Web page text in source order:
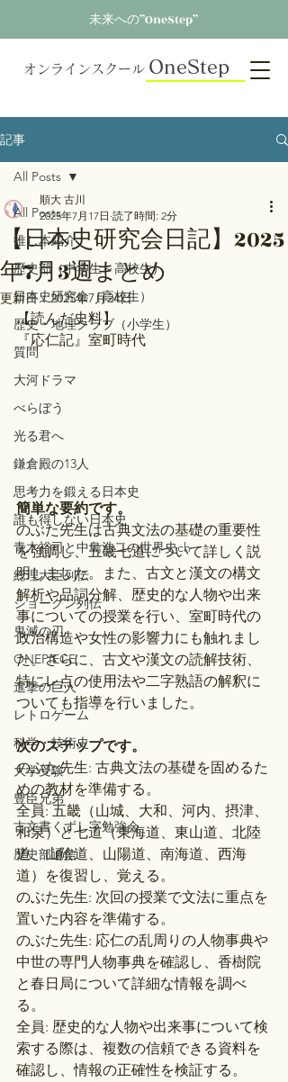
未来への”OneStep”
オンラインスクール OneStep
記事
All Posts
推し本紹介
歴史部（中学生～高校生）
日本史研究会（高校生）
歴史・地理クラブ（小学生）
質問
大河ドラマ
べらぼう
光る君へ
鎌倉殿の13人
思考力を鍛える日本史
誰も得しない日本史
青木裕司と中島浩二の世界史ch
総理大臣列伝
ショーグン列伝
鬼滅の刃
ONEPIECE
進撃の巨人
レトロゲーム
科学・技術史
大学受験
豊臣兄弟
古文書くずし字勉強会
歴史部通信
All Posts
【日本史研究会日記】2025
年7月3週まとめ
順大 古川
2025年7月17日 読了時間: 2分
更新日：2025年7月24日
【読んだ史料】
『応仁記』室町時代
簡単な要約です。
のぶた先生は古典文法の基礎の重要性
を強調し、五畿七道について詳しく説
明しました。また、古文と漢文の構文
解析や品詞分解、歴史的な人物や出来
事についての授業を行い、室町時代の
政治構造や女性の影響力にも触れまし
た。さらに、古文や漢文の読解技術、
特にレ点の使用法や二字熟語の解釈に
ついても指導を行いました。
次のステップです。
のぶた先生: 古典文法の基礎を固めるた
めの教材を準備する。
全員: 五畿（山城、大和、河内、摂津、
和泉）と七道（東海道、東山道、北陸
道、山陰道、山陽道、南海道、西海
道）を復習し、覚える。
のぶた先生: 次回の授業で文法に重点を
置いた内容を準備する。
のぶた先生: 応仁の乱周りの人物事典や
中世の専門人物事典を確認し、香樹院
と春日局について詳細な情報を調べ
る。
全員: 歴史的な人物や出来事について検
索する際は、複数の信頼できる資料を
確認し、情報の正確性を検証する。